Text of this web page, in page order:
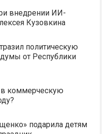
внедрении ИИ-
Кузовкина
политическую
от Республики
в коммерческую
подарила детям